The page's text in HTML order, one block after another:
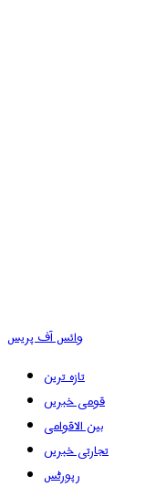
وائس آف پریس
تازہ ترین
قومی خبریں
بین الاقوامی
تجارتی خبریں
رپورٹس